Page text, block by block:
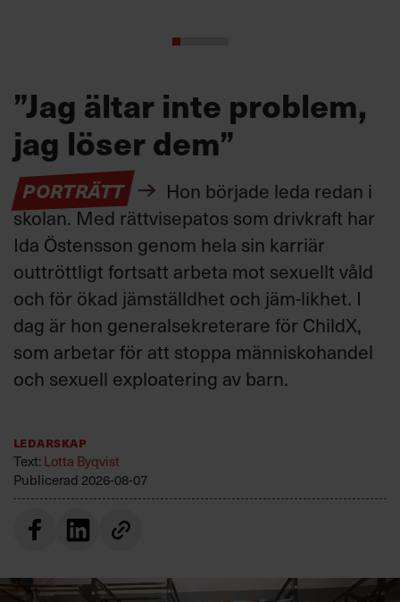
”Jag ältar inte problem,
jag löser dem”
PORTRÄTT
Hon började leda redan i
skolan. Med rättvisepatos som drivkraft har
Ida Östensson genom hela sin karriär
outtröttligt fortsatt arbeta mot sexuellt våld
och för ökad jämställdhet och jäm-likhet. I
dag är hon generalsekreterare för ChildX,
som arbetar för att stoppa människohandel
och sexuell exploatering av barn.
Ledarskap
Text: Lotta Byqvist
Publicerad 2026-08-07